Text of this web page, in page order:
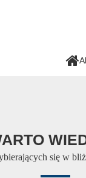
się w